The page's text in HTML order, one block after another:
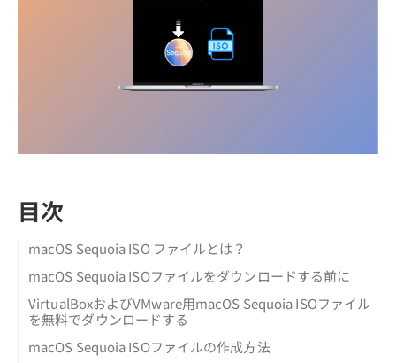
目次
macOS Sequoia ISO ファイルとは？
macOS Sequoia ISOファイルをダウンロードする前に
VirtualBoxおよびVMware用macOS Sequoia ISOファイル
を無料でダウンロードする
macOS Sequoia ISOファイルの作成方法